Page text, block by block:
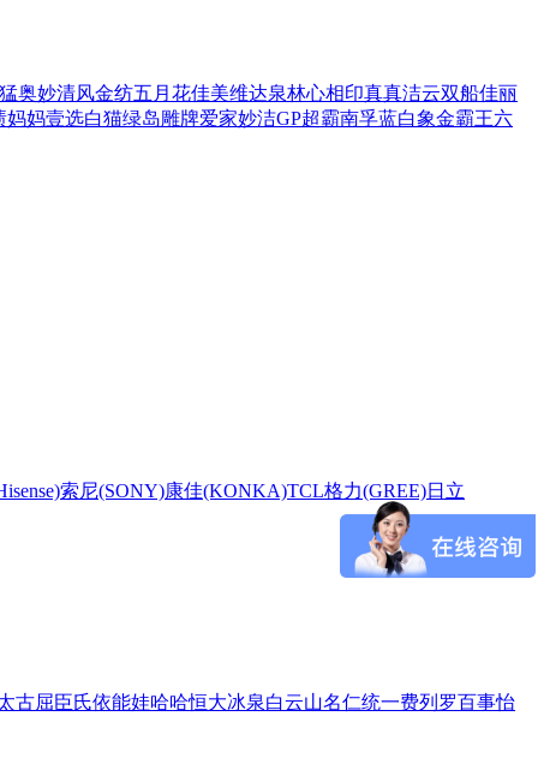
奥妙清风金纺五月花佳美维达泉林心相印真真洁云双船佳丽
妈妈壹选白猫绿岛雕牌爱家妙洁GP超霸南孚蓝白象金霸王六
索尼(SONY)康佳(KONKA)TCL格力(GREE)日立
古屈臣氏依能娃哈哈恒大冰泉白云山名仁统一费列罗百事怡